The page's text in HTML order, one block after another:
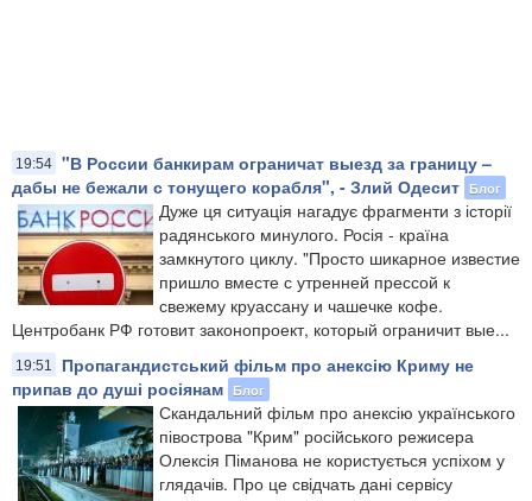
19:54 "В России банкирам ограничат выезд за границу –
дабы не бежали с тонущего корабля", - Злий Одесит Блог
Дуже ця ситуація нагадує фрагменти з історії
радянського минулого. Росія - країна
замкнутого циклу. "Просто шикарное известие
пришло вместе с утренней прессой к
свежему круассану и чашечке кофе.
Центробанк РФ готовит законопроект, который ограничит вые...
19:51
Пропагандистський фільм про анексію Криму не
припав до душі росіянам Блог
Скандальний фільм про анексію українського
півострова "Крим" російського режисера
Олексія Піманова не користується успіхом у
глядачів. Про це свідчать дані сервісу